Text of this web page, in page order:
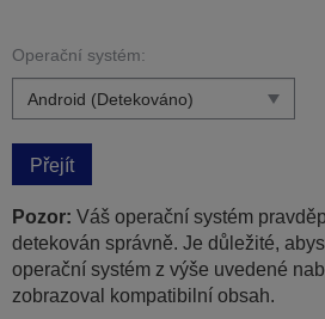
Operační systém:
Přejít
Pozor: Váš operační systém
detekován správně. Je důležité,
operační systém z výše uvedené
zobrazoval kompatibilní obsah.